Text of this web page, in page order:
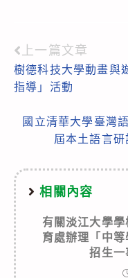
Read
more
上一篇文章
樹德科技大學動畫與
指導」活動
國立清華大學臺灣
屆本土語言研
相關內容
有關淡江大學
育處辦理「中等
招生一